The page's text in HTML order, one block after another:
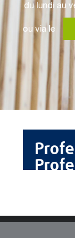
du lundi au
ou via le